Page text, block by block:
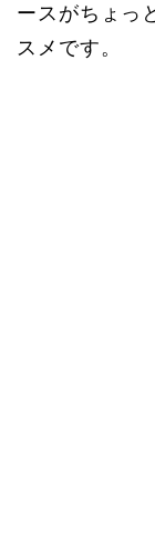
ースがちょっ
スメです。